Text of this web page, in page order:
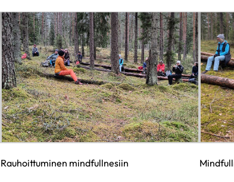
Rauhoittuminen mindfullnesiin